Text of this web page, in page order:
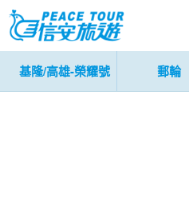
基隆/高雄-榮耀號 郵輪